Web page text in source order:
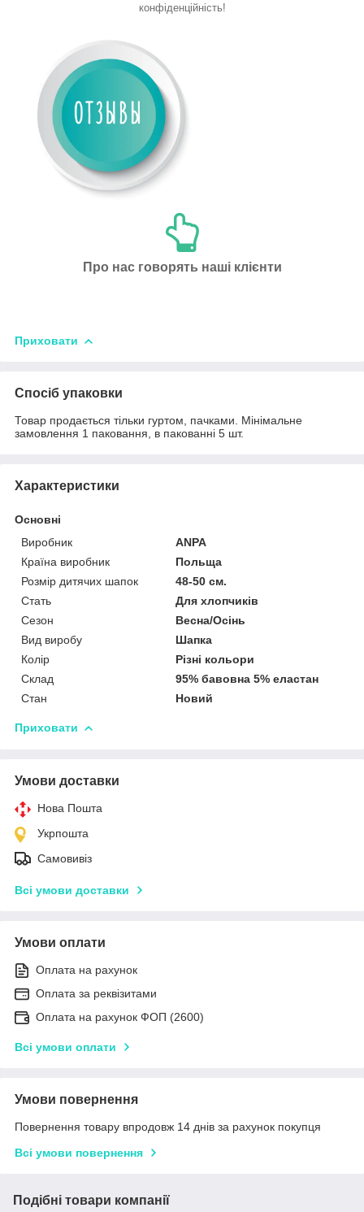
конфіденційність!
Про нас говорять наші клієнти
Приховати
Спосіб упаковки
Товар продається тільки гуртом, пачками. Мінімальне
замовлення 1 паковання, в пакованні 5 шт.
Характеристики
Основні
Виробник
ANPA
Країна виробник
Польща
Розмір дитячих шапок
48-50 см.
Стать
Для хлопчиків
Сезон
Весна/Осінь
Вид виробу
Шапка
Колір
Різні кольори
Склад
95% бавовна 5% еластан
Стан
Новий
Приховати
Умови доставки
Нова Пошта
Укрпошта
Самовивіз
Всі умови доставки
Умови оплати
Оплата на рахунок
Оплата за реквізитами
Оплата на рахунок ФОП (2600)
Всі умови оплати
Умови повернення
Повернення товару впродовж 14 днів за рахунок покупця
Всі умови повернення
Подібні товари компанії